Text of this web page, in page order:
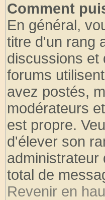
Comment
En général,
titre d'un rang
discussions et
forums
avez postés,
modérateurs
est propre.
d'élever son
administrateur
total de
Revenir en